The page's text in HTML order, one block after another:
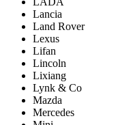
Lancia
Land Rover
Lexus
Lifan
Lincoln
Lixiang
Lynk & Co
Mazda
Mercedes